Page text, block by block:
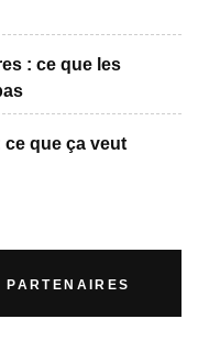
: ce que les
que ça veut
PARTENAIRES